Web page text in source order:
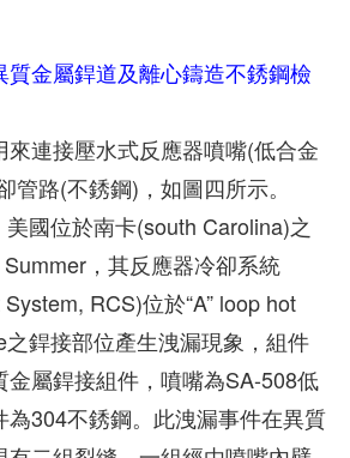
金屬銲道及離心鑄造不銹鋼檢
連接壓水式反應器噴嘴(低合金
管路(不銹鋼)，如圖四所示。
國位於南卡(south Carolina)之
，其反應器冷卻系統
RCS)位於“A” loop hot
銲接部位產生洩漏現象，組件
金屬銲接組件，噴嘴為SA-508低
為304不銹鋼。此洩漏事件在異質